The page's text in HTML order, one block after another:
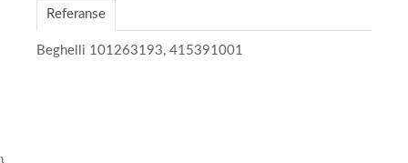
Referanse
Beghelli 101263193, 415391001